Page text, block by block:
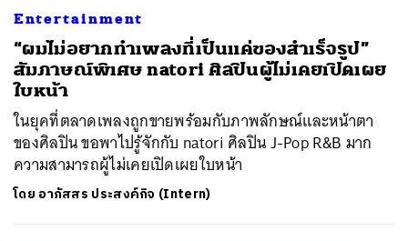
Entertainment
“ผมไม่อยากทำเพลงที่เป็นแค่ของสำเร็จรูป”
สัมภาษณ์พิเศษ natori ศิลปินผู้ไม่เคยเปิดเผย
ใบหน้า
ในยุคที่ตลาดเพลงถูกขายพร้อมกับภาพลักษณ์และหน้าตา
ของศิลปิน ขอพาไปรู้จักกับ natori ศิลปิน J-Pop R&B มาก
ความสามารถผู้ไม่เคยเปิดเผยใบหน้า
โดย อาภัสสร ประสงค์กิจ (Intern)